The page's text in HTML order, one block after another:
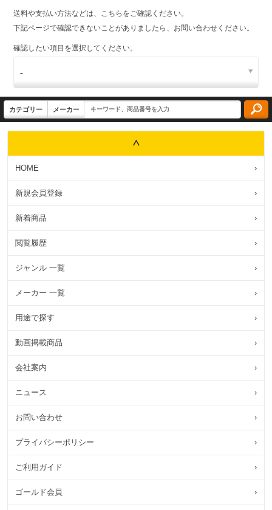
送料や支払い方法などは、こちらをご確認ください。
下記ページで確認できないことがありましたら、お問い合わせください。
確認したい項目を選択してください。
HOME ›
新規会員登録 ›
新着商品 ›
閲覧履歴 ›
ジャンル 一覧 ›
メーカー 一覧 ›
用途で探す ›
動画掲載商品 ›
会社案内 ›
ニュース ›
お問い合わせ ›
プライバシーポリシー ›
ご利用ガイド ›
ゴールド会員 ›